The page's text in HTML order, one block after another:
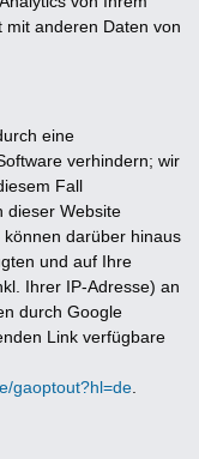
mit anderen Daten von
eine
verhindern; wir
Fall
dieser Website
darüber hinaus
und auf Ihre
Ihrer IP-Adresse) an
durch Google
Link verfügbare
gaoptout?hl=de.